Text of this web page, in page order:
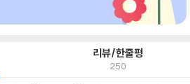
리뷰/한줄평
250